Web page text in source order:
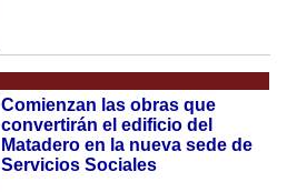
Comienzan las obras que
convertirán el edificio del
Matadero en la nueva sede de
Servicios Sociales